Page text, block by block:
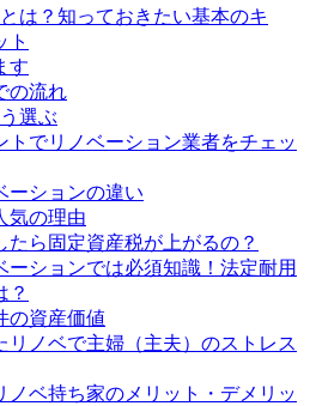
は？知っておきたい基本のキ
ト
す
の流れ
選ぶ
トでリノベーション業者をチェッ
ーションの違い
気の理由
たら固定資産税が上がるの？
ーションでは必須知識！法定耐用
？
の資産価値
リノベで主婦（主夫）のストレス
ノベ持ち家のメリット・デメリッ